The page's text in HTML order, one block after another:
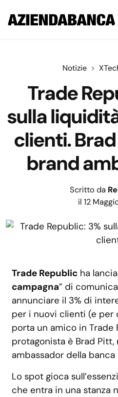
Notizie
Trade
sulla
clienti.
brand
Scritto da
il 12
Trade Republic ha
campagna” di
annunciare il 3% di
per i nuovi clienti (e per
porta un amico in Trade
protagonista è Brad
ambassador della banca
Lo spot gioca
che entra in una stanza